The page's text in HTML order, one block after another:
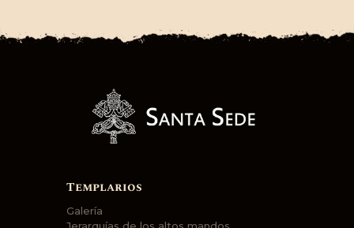
Templarios
Galería